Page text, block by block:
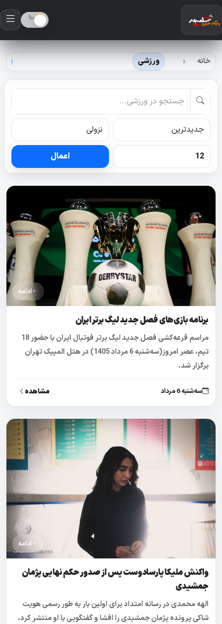
خانه ورزشی
اعمال
ادامه
برنامه بازی‌های فصل جدید لیگ برتر ایران
مراسم قرعه‌کشی فصل جدید لیگ برتر فوتبال ایران با حضور 18
تیم، عصر امروز(سه‌شنبه 6 مرداد 1405) در هتل المپیک تهران
برگزار شد.
سه‌شنبه 6 مرداد مشاهده
ادامه
واکنش ملیکا پارسادوست پس از صدور حکم نهایی پژمان
جمشیدی
الهه محمدی در رسانه امتداد برای اولین بار به طور رسمی هویت
شاکی پرونده پژمان جمشیدی را افشا و گفتگویی با او منتشر کرد.